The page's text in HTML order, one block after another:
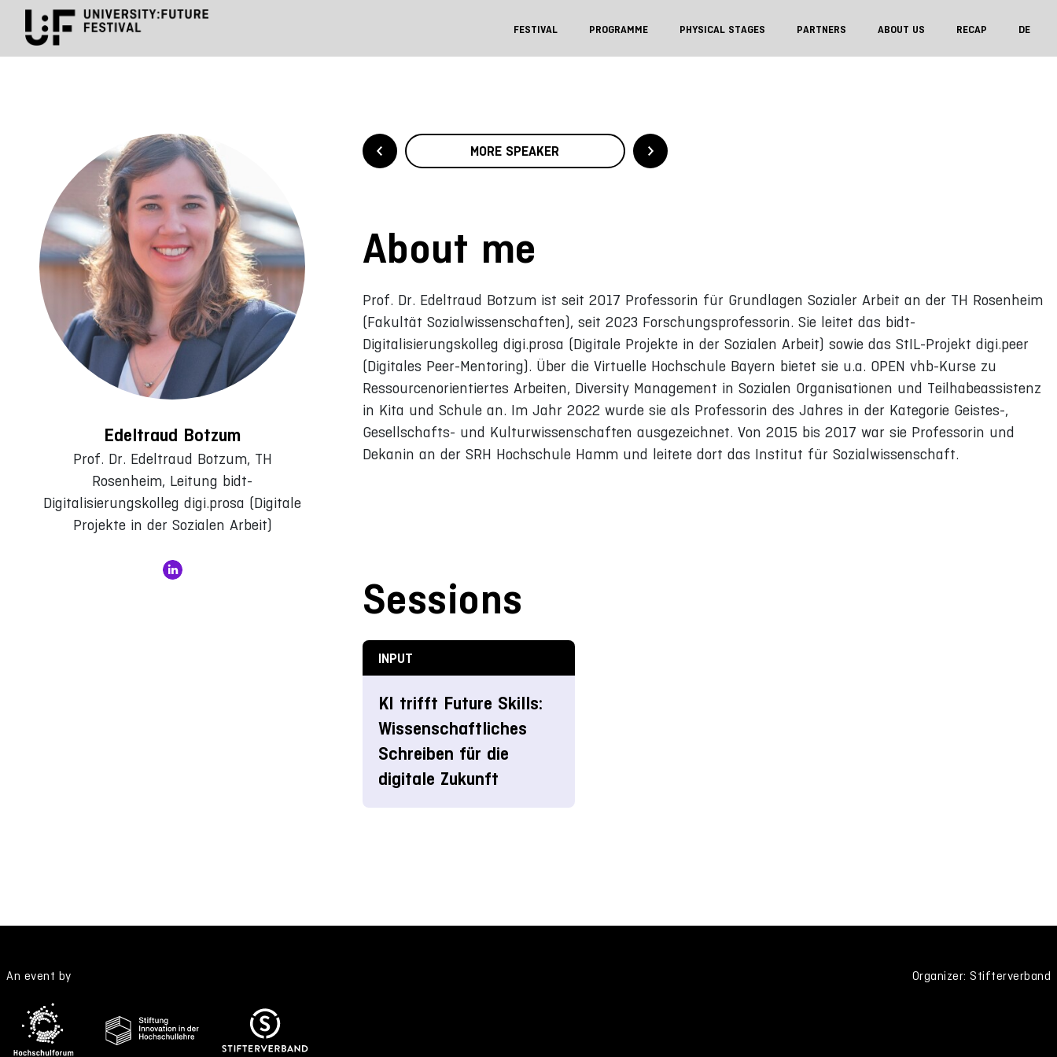
FESTIVAL PROGRAMME PHYSICAL STAGES PARTNERS ABOUT US RECAP DE
Edeltraud Botzum
Prof. Dr. Edeltraud Botzum, TH
Rosenheim, Leitung bidt-
Digitalisierungskolleg digi.prosa (Digitale
Projekte in der Sozialen Arbeit)
MORE SPEAKER
About me
Prof. Dr. Edeltraud Botzum ist seit 2017 Professorin für Grundlagen Sozialer Arbeit an der TH Rosenheim
(Fakultät Sozialwissenschaften), seit 2023 Forschungsprofessorin. Sie leitet das bidt-
Digitalisierungskolleg digi.prosa (Digitale Projekte in der Sozialen Arbeit) sowie das StIL-Projekt digi.peer
(Digitales Peer-Mentoring). Über die Virtuelle Hochschule Bayern bietet sie u.a. OPEN vhb-Kurse zu
Ressourcenorientiertes Arbeiten, Diversity Management in Sozialen Organisationen und Teilhabeassistenz
in Kita und Schule an. Im Jahr 2022 wurde sie als Professorin des Jahres in der Kategorie Geistes-,
Gesellschafts- und Kulturwissenschaften ausgezeichnet. Von 2015 bis 2017 war sie Professorin und
Dekanin an der SRH Hochschule Hamm und leitete dort das Institut für Sozialwissenschaft.
Sessions
INPUT
KI trifft Future Skills:
Wissenschaftliches
Schreiben für die
digitale Zukunft
An event by Organizer: Stifterverband